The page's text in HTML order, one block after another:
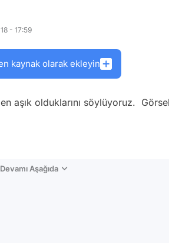
- 17:59
kaynak olarak ekleyin
aşık olduklarını söylüyoruz.
Aşağıda